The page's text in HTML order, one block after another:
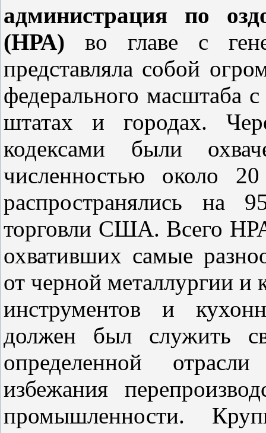
администрация по
(НРА) во главе с
представляла собой
федерального масштаба
штатах и городах.
кодексами были
численностью около
распространялись на
торговли США. Всего
охвативших самые
от черной металлургии и
инструментов и
должен был служить
определенной
избежания
промышленности.